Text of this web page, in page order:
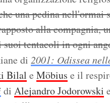
una pedina nell'ormai
alla compagnia,
suoi tentacoli in ogni
di 2001: Odissea
Bilal e Möbius e il
di Alejandro Jodorowski e